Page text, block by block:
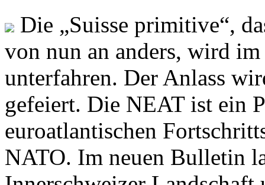
Die „Suisse primitive“,
von nun an anders, wird
unterfahren. Der Anlass
gefeiert. Die NEAT ist ein
euroatlantischen
NATO. Im neuen Bulletin